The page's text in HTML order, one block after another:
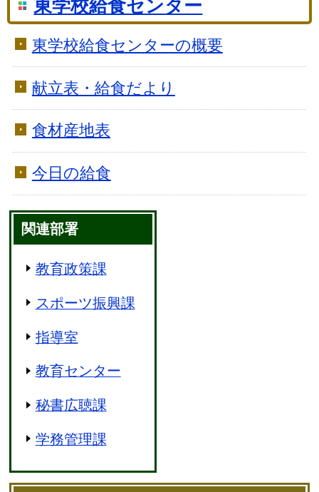
東学校給食センター
東学校給食センターの概要
献立表・給食だより
食材産地表
今日の給食
関連部署
教育政策課
スポーツ振興課
指導室
教育センター
秘書広聴課
学務管理課